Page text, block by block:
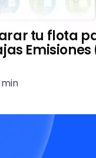
tu flota
Emisiones